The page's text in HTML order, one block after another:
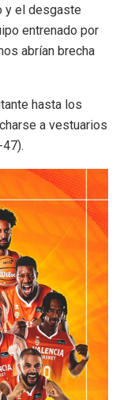
y el desgaste
entrenado por
abrían brecha
hasta los
a vestuarios